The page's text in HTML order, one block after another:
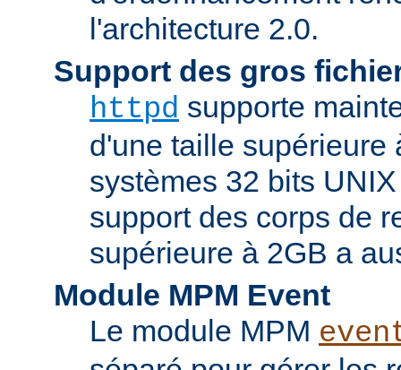
l'architecture 2.0.
Support des gros
httpd supporte
d'une taille supérieure
systèmes 32 bits
support des corps de
supérieure à 2GB a
Module MPM Event
Le module MPM